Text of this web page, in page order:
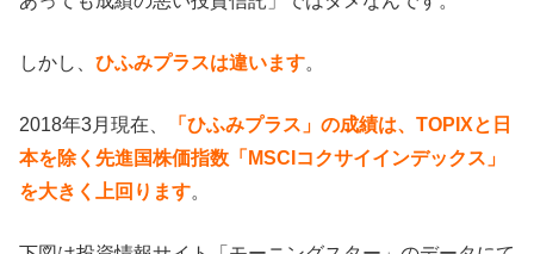
しかし、 ひふみプラスは違います。
2018年3月現在、
「ひふみプラス」の成績は、TOPIXと日
本を除く先進国株価指数「MSCIコクサイインデックス」
を大きく上回ります。